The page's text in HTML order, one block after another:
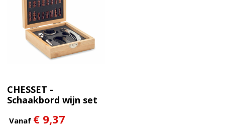
CHESSET -
Schaakbord wijn set
Vanaf € 9,37